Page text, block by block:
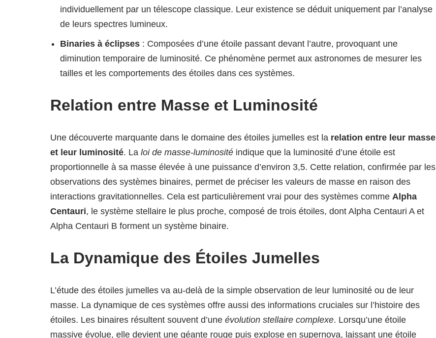
individuellement par un télescope classique. Leur existence se déduit uniquement par l’analyse
de leurs spectres lumineux.
Binaries à éclipses : Composées d’une étoile passant devant l’autre, provoquant une
diminution temporaire de luminosité. Ce phénomène permet aux astronomes de mesurer les
tailles et les comportements des étoiles dans ces systèmes.
Relation entre Masse et Luminosité
Une découverte marquante dans le domaine des étoiles jumelles est la relation entre leur masse
et leur luminosité. La loi de masse-luminosité indique que la luminosité d’une étoile est
proportionnelle à sa masse élevée à une puissance d’environ 3,5. Cette relation, confirmée par les
observations des systèmes binaires, permet de préciser les valeurs de masse en raison des
interactions gravitationnelles. Cela est particulièrement vrai pour des systèmes comme Alpha
Centauri, le système stellaire le plus proche, composé de trois étoiles, dont Alpha Centauri A et
Alpha Centauri B forment un système binaire.
La Dynamique des Étoiles Jumelles
L’étude des étoiles jumelles va au-delà de la simple observation de leur luminosité ou de leur
masse. La dynamique de ces systèmes offre aussi des informations cruciales sur l’histoire des
étoiles. Les binaires résultent souvent d’une évolution stellaire complexe. Lorsqu’une étoile
massive évolue, elle devient une géante rouge puis explose en supernova, laissant une étoile